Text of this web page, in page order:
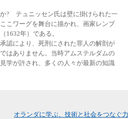
? テュニッセン氏は壁に掛けられた一
こワーグを舞台に描かれ、画家レンブ
1632年）である。
認により、死刑にされた罪人の解剖が
はありません。当時アムステルダムの
学が許され、多くの人々が最新の知識
オランダに学ぶ、技術と社会をつなぐ力